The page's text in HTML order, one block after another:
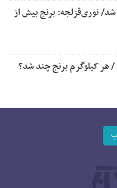
نوری‌قزلجه: برنج بیش از
هر کیلوگرم برنج چند شد؟